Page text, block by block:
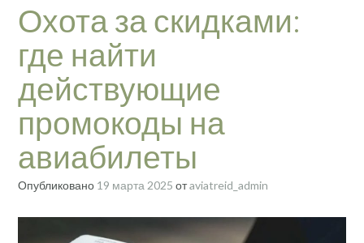
Охота за скидками:
где найти
действующие
промокоды на
авиабилеты
Опубликовано 19 марта 2025 отaviatreid_admin